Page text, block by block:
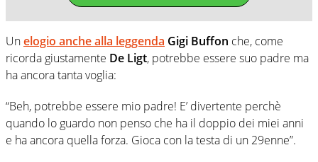
Unelogio anche alla leggenda Gigi Buffon che, come
ricorda giustamente De Ligt, potrebbe essere suo padre ma
ha ancora tanta voglia:
“Beh, potrebbe essere mio padre! E’ divertente perchè
quando lo guardo non penso che ha il doppio dei miei anni
e ha ancora quella forza. Gioca con la testa di un 29enne”.